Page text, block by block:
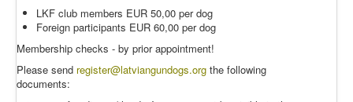
LKF club members EUR 50,00 per dog
Foreign participants EUR 60,00 per dog
Membership checks - by prior appointment!
Please send register@latviangundogs.org the following
documents: